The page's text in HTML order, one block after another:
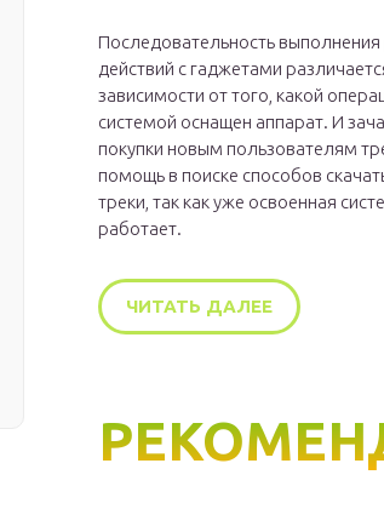
Последовательность выполнения
действий с гаджетами
зависимости от того, какой
системой оснащен аппарат. И
покупки новым пользователям
помощь в поиске способов
треки, так как уже освоенная
работает.
ЧИТАТЬ ДАЛЕЕ